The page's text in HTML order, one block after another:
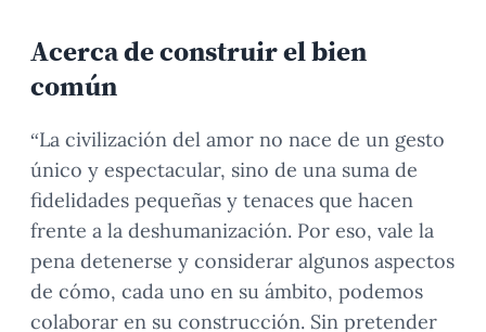
Acerca de construir el bien
común
“La civilización del amor no nace de un gesto
único y espectacular, sino de una suma de
fidelidades pequeñas y tenaces que hacen
frente a la deshumanización. Por eso, vale la
pena detenerse y considerar algunos aspectos
de cómo, cada uno en su ámbito, podemos
colaborar en su construcción. Sin pretender